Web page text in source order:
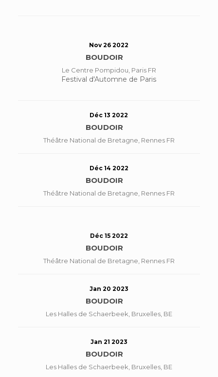
Nov 26 2022
BOUDOIR
Le Centre Pompidou, Paris FR
Festival d'Automne de Paris
Déc 13 2022
BOUDOIR
Théâtre National de Bretagne, Rennes FR
Déc 14 2022
BOUDOIR
Théâtre National de Bretagne, Rennes FR
Déc 15 2022
BOUDOIR
Théâtre National de Bretagne, Rennes FR
Jan 20 2023
BOUDOIR
Les Halles de Schaerbeek, Bruxelles, BE
Jan 21 2023
BOUDOIR
Les Halles de Schaerbeek, Bruxelles, BE